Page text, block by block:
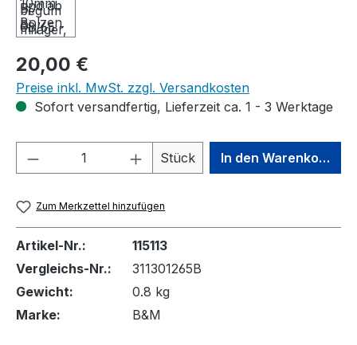
Regulärer Preis:
20,00 €
Preise inkl. MwSt. zzgl. Versandkosten
Sofort versandfertig, Lieferzeit ca. 1 - 3 Werktage
Produkt Anzahl: Gib den
Stück In den Warenkorb
Zum Merkzettel hinzufügen
Artikel-Nr.:
115113
Vergleichs-Nr.:
311301265B
Gewicht:
0.8 kg
Marke:
B&M